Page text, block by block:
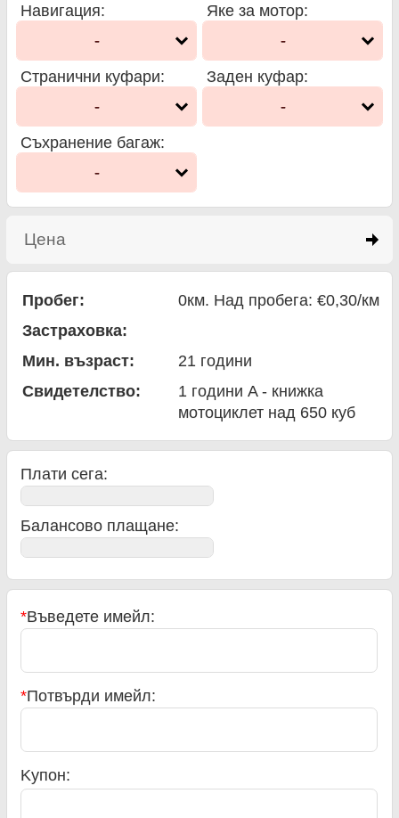
Навигация:
-
Яке за мотор:
-
Странични куфари:
-
Заден куфар:
-
Съхранение багаж:
-
Цена
Пробег:
0км. Над пробега: €0,30/км
Застраховка:
Мин. възраст:
21 години
Свидетелство:
1 години A - книжка
мотоциклет над 650 куб
Плати сега:
Балансово плащане:
*Въведете имейл:
*Потвърди имейл:
Kупон: